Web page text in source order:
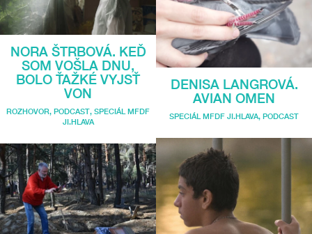
NORA ŠTRBOVÁ. KEĎ
SOM VOŠLA DNU,
BOLO ŤAŽKÉ VYJSŤ
VON
ROZHOVOR, PODCAST, SPECIÁL MFDF
JI.HLAVA
DENISA LANGROVÁ.
AVIAN OMEN
SPECIÁL MFDF JI.HLAVA, PODCAST